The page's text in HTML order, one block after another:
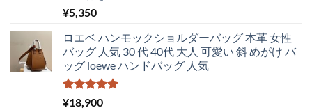
¥5,350
ロエベ ハンモックショルダーバッグ 本革 女性
バッグ 人気 30 代 40代 大人 可愛い 斜 めがけ バ
ッグ loewe ハンドバッグ 人気
5段階中
¥18,900